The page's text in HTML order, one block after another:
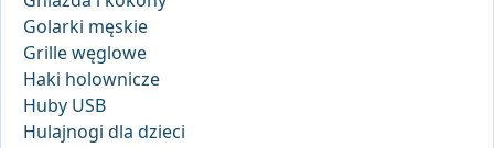
Golarki męskie
Grille węglowe
Haki holownicze
Huby USB
Hulajnogi dla dzieci